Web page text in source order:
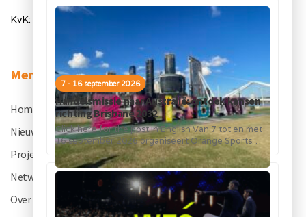
7 - 16 september 2026
Handelsmissie naar Australië: ontdek kansen
richting Brisbane 2032
Click here for the post in English Van 7 tot en met
16 september 2026 organiseert Orange Sports
Forum in...
KvK: 50334905
Menu
Home
Nieuws
Projecten
Netwerk
Over OSF